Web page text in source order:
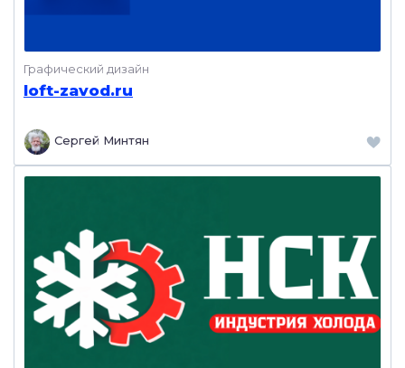
Графический дизайн
loft-zavod.ru
Сергей Минтян